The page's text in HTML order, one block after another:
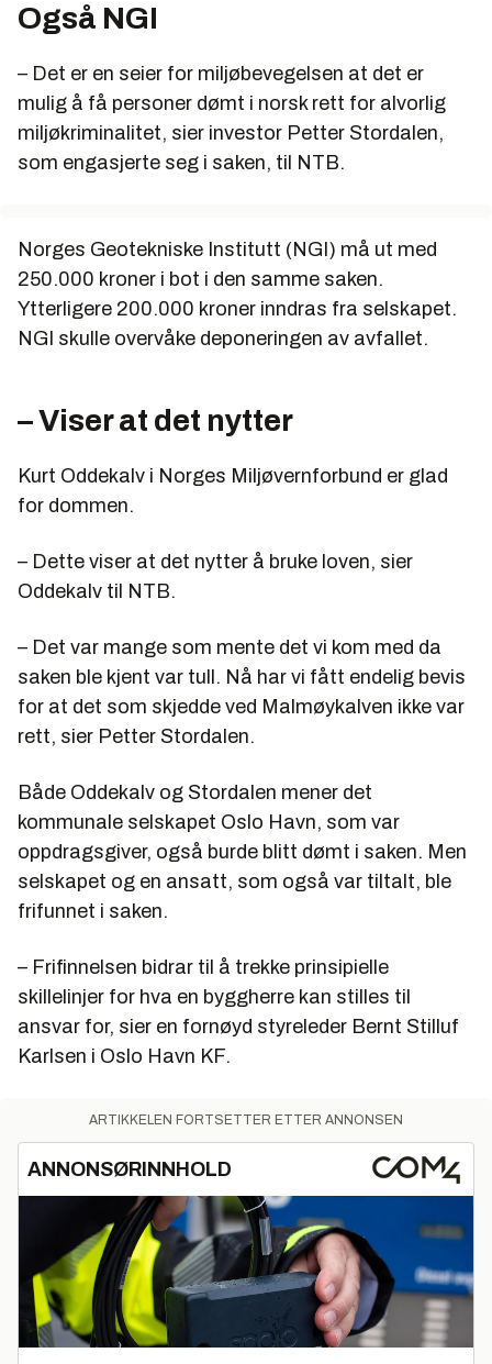
Også NGI
– Det er en seier for miljøbevegelsen at det er
mulig å få personer dømt i norsk rett for alvorlig
miljøkriminalitet, sier investor Petter Stordalen,
som engasjerte seg i saken, til NTB.
Norges Geotekniske Institutt (NGI) må ut med
250.000 kroner i bot i den samme saken.
Ytterligere 200.000 kroner inndras fra selskapet.
NGI skulle overvåke deponeringen av avfallet.
– Viser at det nytter
Kurt Oddekalv i Norges Miljøvernforbund er glad
for dommen.
– Dette viser at det nytter å bruke loven, sier
Oddekalv til NTB.
– Det var mange som mente det vi kom med da
saken ble kjent var tull. Nå har vi fått endelig bevis
for at det som skjedde ved Malmøykalven ikke var
rett, sier Petter Stordalen.
Både Oddekalv og Stordalen mener det
kommunale selskapet Oslo Havn, som var
oppdragsgiver, også burde blitt dømt i saken. Men
selskapet og en ansatt, som også var tiltalt, ble
frifunnet i saken.
– Frifinnelsen bidrar til å trekke prinsipielle
skillelinjer for hva en byggherre kan stilles til
ansvar for, sier en fornøyd styreleder Bernt Stilluf
Karlsen i Oslo Havn KF.
ARTIKKELEN FORTSETTER ETTER ANNONSEN
ANNONSØRINNHOLD